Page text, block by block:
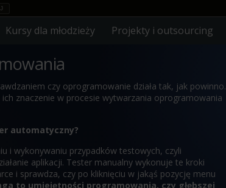
Kursy dla młodzieży Projekty i outsourcing
czy oprogramowanie działa tak, jak powinno.
znaczenie w procesie wytwarzania oprogramowania
automatyczny?
i wykonywaniu przypadków testowych, czyli
aplikacji. Tester manualny wykonuje te kroki
i sprawdza, czy po kliknięciu w jakąś pozycję menu
to umiejętności programowania, czy głębszej